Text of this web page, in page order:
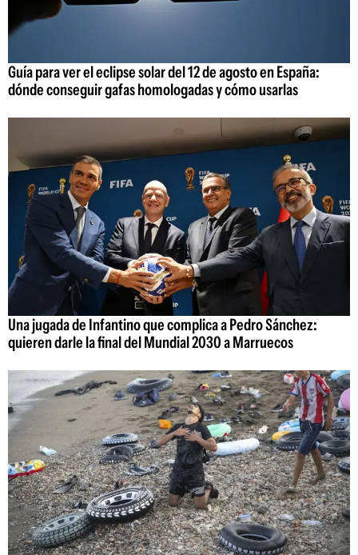
Guía para ver el eclipse solar del 12 de agosto en España:
dónde conseguir gafas homologadas y cómo usarlas
Una jugada de Infantino que complica a Pedro Sánchez:
quieren darle la final del Mundial 2030 a Marruecos